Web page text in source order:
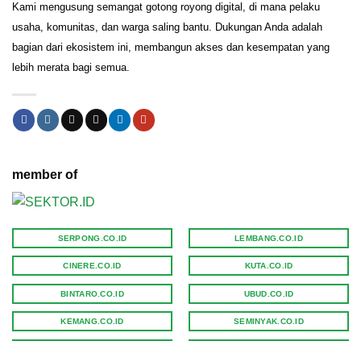
Kami mengusung semangat gotong royong digital, di mana pelaku
usaha, komunitas, dan warga saling bantu. Dukungan Anda adalah
bagian dari ekosistem ini, membangun akses dan kesempatan yang
lebih merata bagi semua.
member of
SERPONG.CO.ID
CINERE.CO.ID
BINTARO.CO.ID
KEMANG.CO.ID
LEMBANG.CO.ID
KUTA.CO.ID
UBUD.CO.ID
SEMINYAK.CO.ID